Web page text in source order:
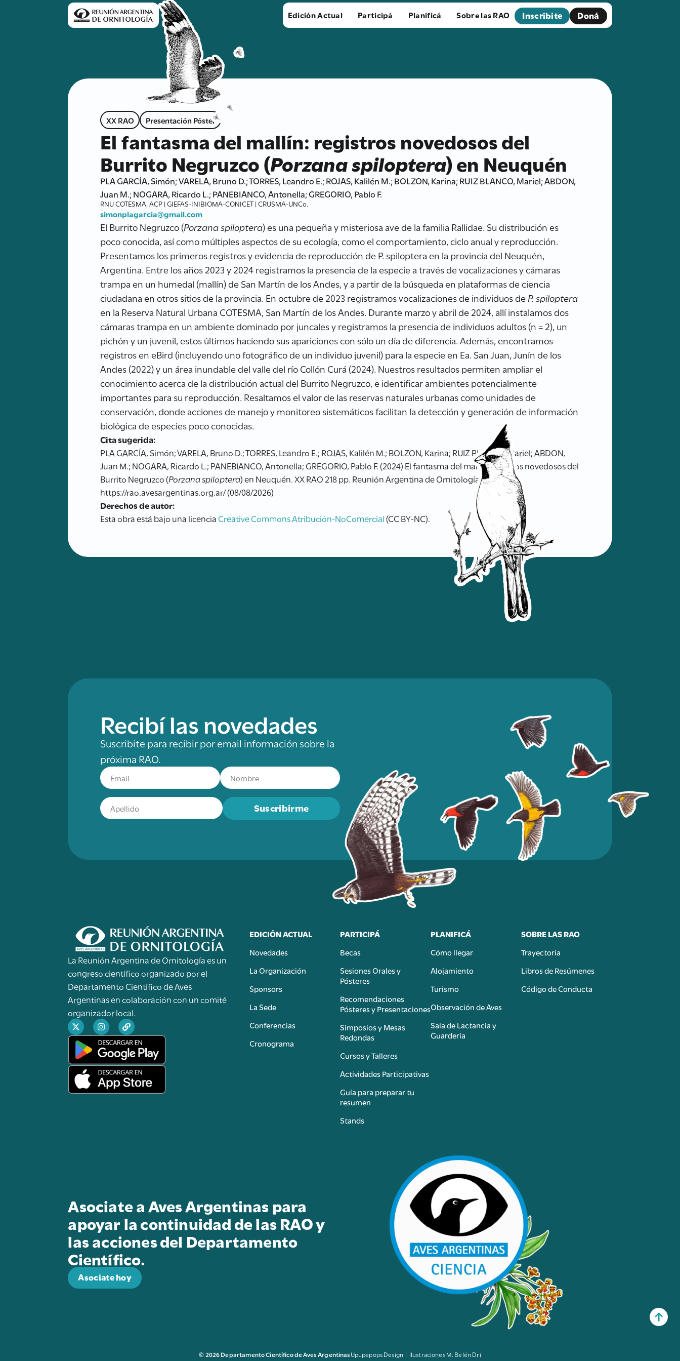
Edición Actual Participá Planificá Sobre las RAO Inscribite Doná
XX RAO Presentación Póster
El fantasma del mallín: registros novedosos del
Burrito Negruzco (Porzana spiloptera) en Neuquén
PLA GARCÍA, Simón; VARELA, Bruno D.; TORRES, Leandro E.; ROJAS, Kalilén M.; BOLZON, Karina; RUIZ BLANCO, Mariel; ABDON,
Juan M.; NOGARA, Ricardo L.; PANEBIANCO, Antonella; GREGORIO, Pablo F.
RNU COTESMA, ACP | GIEFAS-INIBIOMA-CONICET | CRUSMA-UNCo.
simonplagarcia@gmail.com
El Burrito Negruzco (Porzana spiloptera) es una pequeña y misteriosa ave de la familia Rallidae. Su distribución es
poco conocida, así como múltiples aspectos de su ecología, como el comportamiento, ciclo anual y reproducción.
Presentamos los primeros registros y evidencia de reproducción de P. spiloptera en la provincia del Neuquén,
Argentina. Entre los años 2023 y 2024 registramos la presencia de la especie a través de vocalizaciones y cámaras
trampa en un humedal (mallín) de San Martín de los Andes, y a partir de la búsqueda en plataformas de ciencia
ciudadana en otros sitios de la provincia. En octubre de 2023 registramos vocalizaciones de individuos deP. spiloptera
en la Reserva Natural Urbana COTESMA, San Martín de los Andes. Durante marzo y abril de 2024, allí instalamos dos
cámaras trampa en un ambiente dominado por juncales y registramos la presencia de individuos adultos (n = 2), un
pichón y un juvenil, estos últimos haciendo sus apariciones con sólo un día de diferencia. Además, encontramos
registros en eBird (incluyendo uno fotográfico de un individuo juvenil) para la especie en Ea. San Juan, Junín de los
Andes (2022) y un área inundable del valle del río Collón Curá (2024). Nuestros resultados permiten ampliar el
conocimiento acerca de la distribución actual del Burrito Negruzco, e identificar ambientes potencialmente
importantes para su reproducción. Resaltamos el valor de las reservas naturales urbanas como unidades de
conservación, donde acciones de manejo y monitoreo sistemáticos facilitan la detección y generación de información
biológica de especies poco conocidas.
Cita sugerida:
PLA GARCÍA, Simón; VARELA, Bruno D.; TORRES, Leandro E.; ROJAS, Kalilén M.; BOLZON, Karina; RUIZ BLANCO, Mariel; ABDON,
Juan M.; NOGARA, Ricardo L.; PANEBIANCO, Antonella; GREGORIO, Pablo F. (2024) El fantasma del mallín: registros novedosos del
Burrito Negruzco (Porzana spiloptera) en Neuquén. XX RAO 218 pp. Reunión Argentina de Ornitología. Sitio Web
https://rao.avesargentinas.org.ar/ (08/08/2026)
Derechos de autor:
Esta obra está bajo una licencia Creative Commons Atribución-NoComercial(CC BY-NC).
Recibí las novedades
Suscribite para recibir por email información sobre la
próxima RAO.
Suscribirme
La Reunión Argentina de Ornitología es un
congreso científico organizado por el
Departamento Científico de Aves
Argentinas en colaboración con un comité
organizador local.
EDICIÓN ACTUAL
Novedades
La Organización
Sponsors
La Sede
Conferencias
Cronograma
PARTICIPÁ
Becas
Sesiones Orales y
Pósteres
Recomendaciones
Pósteres y Presentaciones
Simposios y Mesas
Redondas
Cursos y Talleres
Actividades Participativas
Guía para preparar tu
resumen
Stands
PLANIFICÁ
Cómo llegar
Alojamiento
Turismo
Observación de Aves
Sala de Lactancia y
Guardería
SOBRE LAS RAO
Trayectoria
Libros de Resúmenes
Código de Conducta
Asociate a Aves Argentinas para
apoyar la continuidad de las RAO y
las acciones del Departamento
Científico.
Asociate hoy
© 2026 Departamento Científico de Aves ArgentinasUpupepops Design | Ilustraciones M. Belén Dri